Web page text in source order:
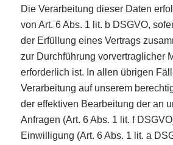
Die Verarbeitung dieser Daten
von Art. 6 Abs. 1 lit. b DSGVO,
der Erfüllung eines Vertrags
zur Durchführung vorvertraglicher
erforderlich ist. In allen übrigen
Verarbeitung auf unserem
der effektiven Bearbeitung der an
Anfragen (Art. 6 Abs. 1 lit. f
Einwilligung (Art. 6 Abs. 1 lit. a